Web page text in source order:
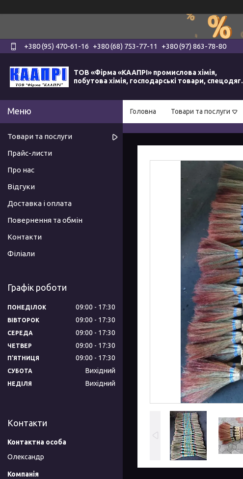
+380 (95) 470-61-16 +380 (68) 753-77-11 +380 (97) 863-78-80
ТОВ «Фірма «КААПРІ» промислова хімія,
побутова хімія, господарські товари, спецодяг.
Головна Товари та послуги
Товари та послуги
Прайс-листи
Про нас
Відгуки
Доставка і оплата
Повернення та обмін
Контакти
Філіали
Графік роботи
ПОНЕДІЛОК 09:00 17:30
ВІВТОРОК 09:00 17:30
СЕРЕДА 09:00 17:30
ЧЕТВЕР 09:00 17:30
ПʼЯТНИЦЯ 09:00 17:30
СУБОТА Вихідний
НЕДІЛЯ Вихідний
Контакти
Олександр